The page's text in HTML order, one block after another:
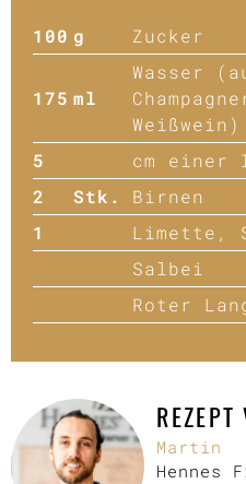
100 g Zucker
175 ml
Wasser
Weißwein)
5
cm einer
2
Stk.
Birnen
1
Limette,
Salbei
Roter
REZEPT
Martin
Hennes